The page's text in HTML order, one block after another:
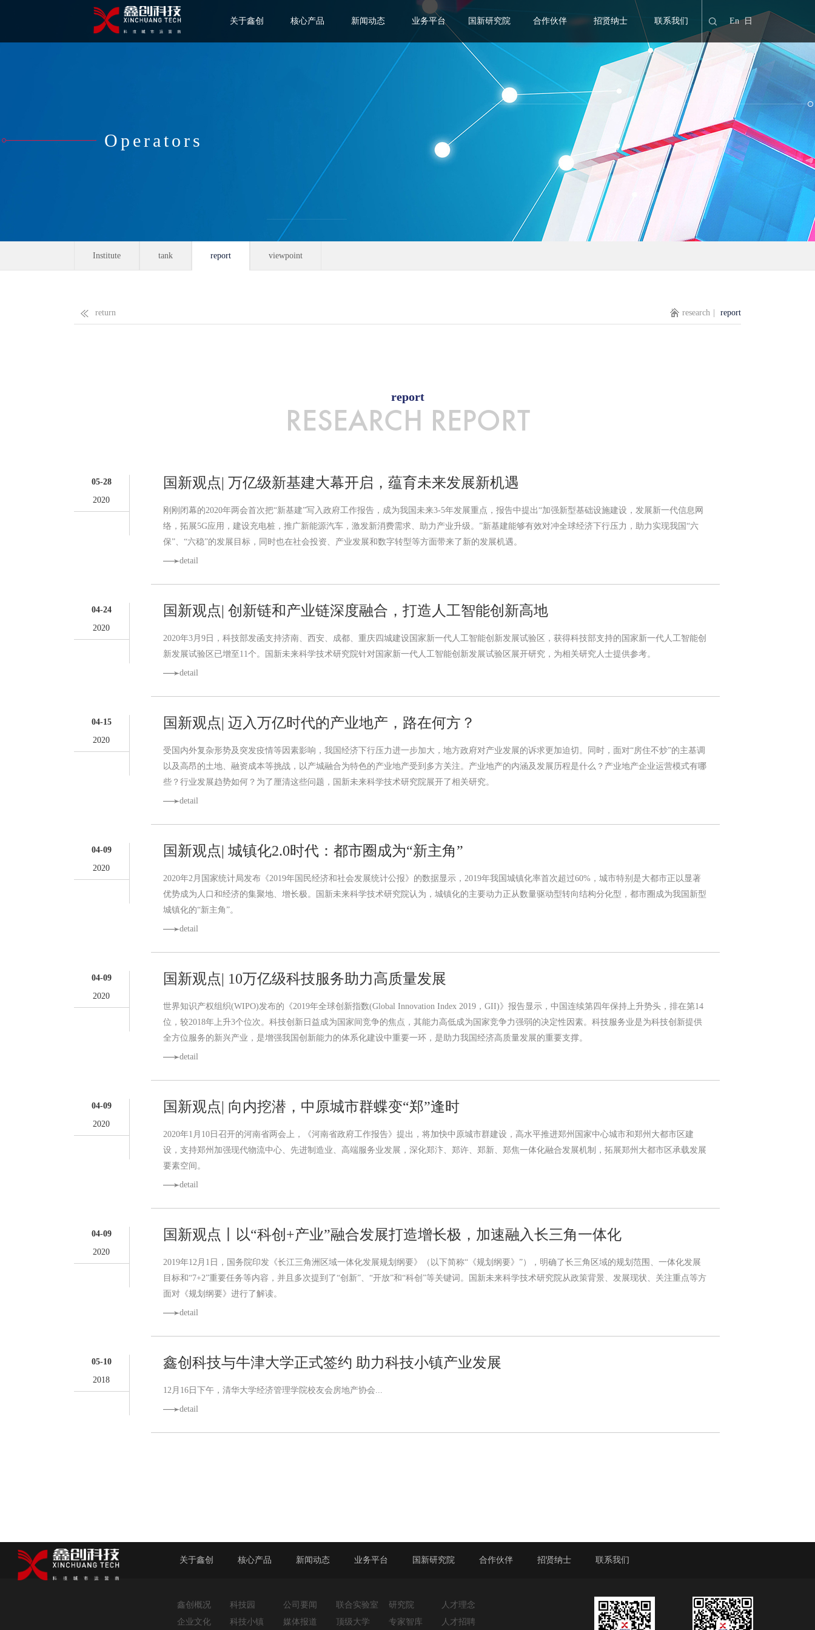
关于鑫创 核心产品 新闻动态 业务平台 国新研究院 合作伙伴 招贤纳士 联系我们 En 日
Operators
Institute tank report viewpoint
return research report
report
RESEARCH REPORT
05-28
2020
国新观点| 万亿级新基建大幕开启，蕴育未来发展新机遇
刚刚闭幕的2020年两会首次把“新基建”写入政府工作报告，成为我国未来3-5年发展重点，报告中提出“加强新型基础设施建设，发展新一代信息网
络，拓展5G应用，建设充电桩，推广新能源汽车，激发新消费需求、助力产业升级。”新基建能够有效对冲全球经济下行压力，助力实现我国“六
保”、“六稳”的发展目标，同时也在社会投资、产业发展和数字转型等方面带来了新的发展机遇。
detail
04-24
2020
国新观点| 创新链和产业链深度融合，打造人工智能创新高地
2020年3月9日，科技部发函支持济南、西安、成都、重庆四城建设国家新一代人工智能创新发展试验区，获得科技部支持的国家新一代人工智能创
新发展试验区已增至11个。国新未来科学技术研究院针对国家新一代人工智能创新发展试验区展开研究，为相关研究人士提供参考。
detail
04-15
2020
国新观点| 迈入万亿时代的产业地产，路在何方？
受国内外复杂形势及突发疫情等因素影响，我国经济下行压力进一步加大，地方政府对产业发展的诉求更加迫切。同时，面对“房住不炒”的主基调
以及高昂的土地、融资成本等挑战，以产城融合为特色的产业地产受到多方关注。产业地产的内涵及发展历程是什么？产业地产企业运营模式有哪
些？行业发展趋势如何？为了厘清这些问题，国新未来科学技术研究院展开了相关研究。
detail
04-09
2020
国新观点| 城镇化2.0时代：都市圈成为“新主角”
2020年2月国家统计局发布《2019年国民经济和社会发展统计公报》的数据显示，2019年我国城镇化率首次超过60%，城市特别是大都市正以显著
优势成为人口和经济的集聚地、增长极。国新未来科学技术研究院认为，城镇化的主要动力正从数量驱动型转向结构分化型，都市圈成为我国新型
城镇化的“新主角”。
detail
04-09
2020
国新观点| 10万亿级科技服务助力高质量发展
世界知识产权组织(WIPO)发布的《2019年全球创新指数(Global Innovation Index 2019，GII)》报告显示，中国连续第四年保持上升势头，排在第14
位，较2018年上升3个位次。科技创新日益成为国家间竞争的焦点，其能力高低成为国家竞争力强弱的决定性因素。科技服务业是为科技创新提供
全方位服务的新兴产业，是增强我国创新能力的体系化建设中重要一环，是助力我国经济高质量发展的重要支撑。
detail
04-09
2020
国新观点| 向内挖潜，中原城市群蝶变“郑”逢时
2020年1月10日召开的河南省两会上，《河南省政府工作报告》提出，将加快中原城市群建设，高水平推进郑州国家中心城市和郑州大都市区建
设，支持郑州加强现代物流中心、先进制造业、高端服务业发展，深化郑汴、郑许、郑新、郑焦一体化融合发展机制，拓展郑州大都市区承载发展
要素空间。
detail
04-09
2020
国新观点丨以“科创+产业”融合发展打造增长极，加速融入长三角一体化
2019年12月1日，国务院印发《长江三角洲区域一体化发展规划纲要》（以下简称“《规划纲要》”），明确了长三角区域的规划范围、一体化发展
目标和“7+2”重要任务等内容，并且多次提到了“创新”、“开放”和“科创”等关键词。国新未来科学技术研究院从政策背景、发展现状、关注重点等方
面对《规划纲要》进行了解读。
detail
05-10
2018
鑫创科技与牛津大学正式签约 助力科技小镇产业发展
12月16日下午，清华大学经济管理学院校友会房地产协会...
detail
关于鑫创 核心产品 新闻动态 业务平台 国新研究院 合作伙伴 招贤纳士 联系我们
鑫创概况
企业文化
科技园
科技小镇
公司要闻
媒体报道
联合实验室
顶级大学
研究院
专家智库
人才理念
人才招聘